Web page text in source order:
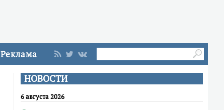
Реклама
НОВОСТИ
6 августа 2026